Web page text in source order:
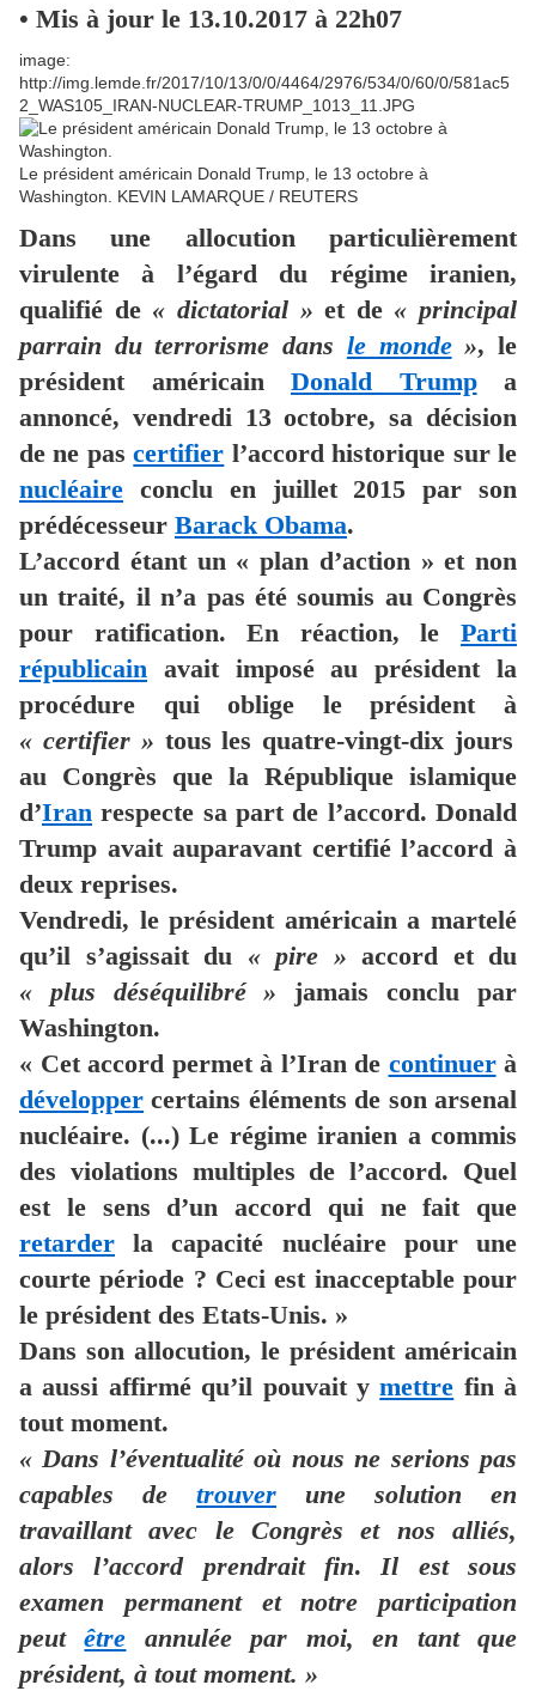
• Mis à jour le 13.10.2017 à 22h07
image:
http://img.lemde.fr/2017/10/13/0/0/4464/2976/534/0/60/0/581ac5
2_WAS105_IRAN-NUCLEAR-TRUMP_1013_11.JPG
Le président américain Donald Trump, le 13 octobre à
Washington. KEVIN LAMARQUE / REUTERS
Dans une allocution particulièrement
virulente à l’égard du régime iranien,
qualifié de« dictatorial » et de « principal
parrain du terrorisme dans le monde», le
président américain Donald Trumpa
annoncé, vendredi 13 octobre, sa décision
de ne pascertifier l’accord historique sur le
nucléaire conclu en juillet 2015 par son
prédécesseur Barack Obama.
L’accord étant un « plan d’action » et non
un traité, il n’a pas été soumis au Congrès
pour ratification. En réaction, le Parti
républicain avait imposé au président la
procédure qui oblige le président à
« certifier » tous les quatre-vingt-dix jours
au Congrès que la République islamique
d’Iran respecte sa part de l’accord. Donald
Trump avait auparavant certifié l’accord à
deux reprises.
Vendredi, le président américain a martelé
qu’il s’agissait du « pire » accord et du
« plus déséquilibré » jamais conclu par
Washington.
« Cet accord permet à l’Iran de continuerà
développer certains éléments de son arsenal
nucléaire. (...) Le régime iranien a commis
des violations multiples de l’accord. Quel
est le sens d’un accord qui ne fait que
retarder la capacité nucléaire pour une
courte période ? Ceci est inacceptable pour
le président des Etats-Unis. »
Dans son allocution, le président américain
a aussi affirmé qu’il pouvait ymettre fin à
tout moment.
« Dans l’éventualité où nous ne serions pas
capables de trouver une solution en
travaillant avec le Congrès et nos alliés,
alors l’accord prendrait fin. Il est sous
examen permanent et notre participation
peutêtre annulée par moi, en tant que
président, à tout moment. »